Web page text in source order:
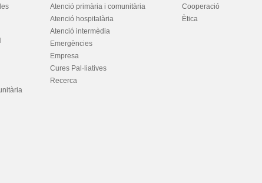
Atenció primària i comunitària
Atenció hospitalària
Atenció intermèdia
Emergències
Empresa
Cures Pal·liatives
Recerca
Cooperació
Ètica